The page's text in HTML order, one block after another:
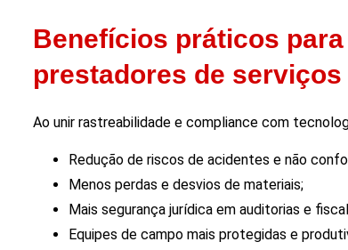
Benefícios práticos
prestadores de serviços
Ao unir rastreabilidade e compliance com
Redução de riscos de acidentes e não
Menos perdas e desvios de materiais;
Mais segurança jurídica em auditorias e
Equipes de campo mais protegidas e